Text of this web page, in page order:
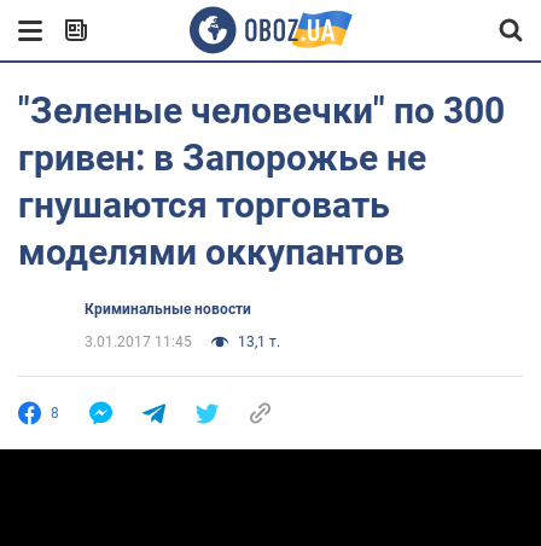
"Зеленые человечки" по 300
гривен: в Запорожье не
гнушаются торговать
моделями оккупантов
Криминальные новости
3.01.2017 11:45
13,1 т.
8